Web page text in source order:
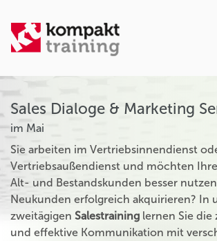
Sales Dialoge & Marketing
im Mai
Sie arbeiten im Vertriebsinnendienst
Vertriebsaußendienst und möchten
Alt- und Bestandskunden besser
Neukunden erfolgreich akquirieren? In
zweitägigen Salestraining lernen Sie
und effektive Kommunikation mit